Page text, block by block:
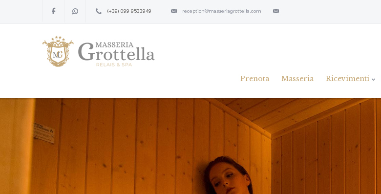
(+39) 099 9533949 reception@masseriagrottella.com
Prenota Masseria Ricevimenti